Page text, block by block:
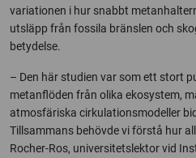
variationen i hur snabbt
utsläpp från fossila bränslen och
betydelse.
– Den här studien var som ett stort
metanflöden från olika ekosystem,
atmosfäriska cirkulationsmodeller
Tillsammans behövde vi förstå hur
Rocher-Ros, universitetslektor vid